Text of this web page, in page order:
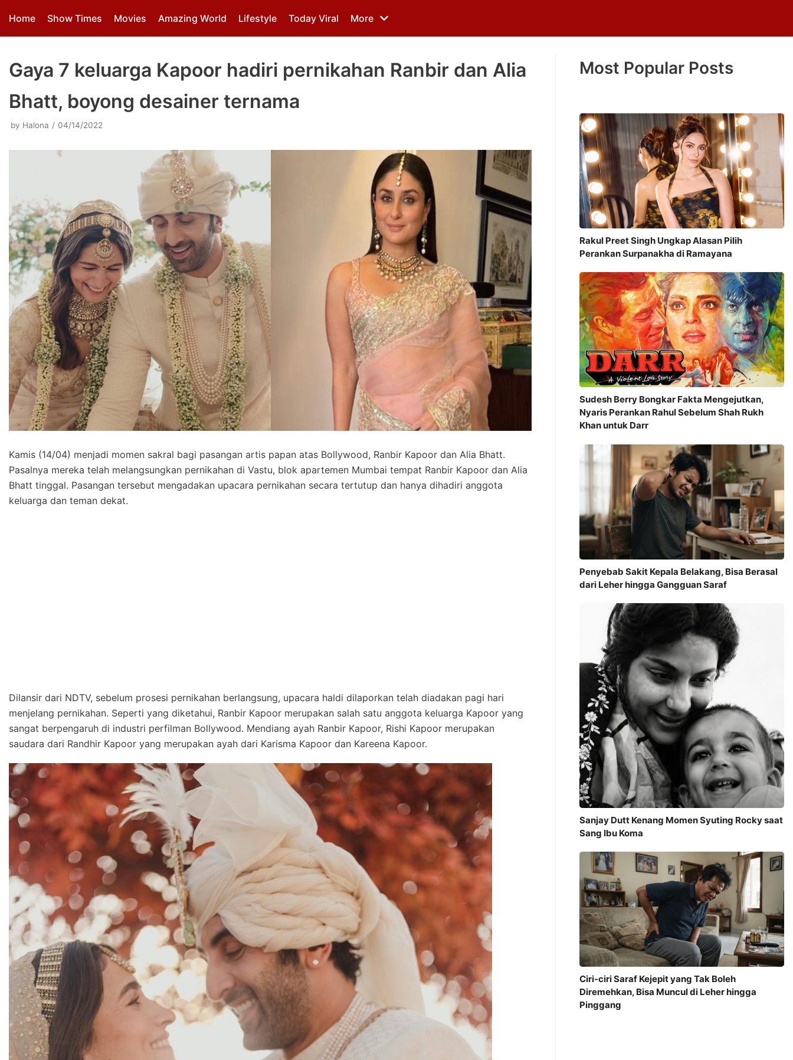
Skip
Home Show Times Movies Amazing World Lifestyle Today Viral More
Gaya 7 keluarga Kapoor hadiri pernikahan Ranbir dan Alia
Bhatt, boyong desainer ternama
by Halona 04/14/2022
Kamis (14/04) menjadi momen sakral bagi pasangan artis papan atas Bollywood, Ranbir Kapoor dan Alia Bhatt.
Pasalnya mereka telah melangsungkan pernikahan di Vastu, blok apartemen Mumbai tempat Ranbir Kapoor dan Alia
Bhatt tinggal. Pasangan tersebut mengadakan upacara pernikahan secara tertutup dan hanya dihadiri anggota
keluarga dan teman dekat.
Dilansir dari NDTV, sebelum prosesi pernikahan berlangsung, upacara haldi dilaporkan telah diadakan pagi hari
menjelang pernikahan. Seperti yang diketahui, Ranbir Kapoor merupakan salah satu anggota keluarga Kapoor yang
sangat berpengaruh di industri perfilman Bollywood. Mendiang ayah Ranbir Kapoor, Rishi Kapoor merupakan
saudara dari Randhir Kapoor yang merupakan ayah dari Karisma Kapoor dan Kareena Kapoor.
Most Popular Posts
Rakul Preet Singh Ungkap Alasan Pilih
Perankan Surpanakha di Ramayana
Sudesh Berry Bongkar Fakta Mengejutkan,
Nyaris Perankan Rahul Sebelum Shah Rukh
Khan untuk Darr
Penyebab Sakit Kepala Belakang, Bisa Berasal
dari Leher hingga Gangguan Saraf
Sanjay Dutt Kenang Momen Syuting Rocky saat
Sang Ibu Koma
Ciri-ciri Saraf Kejepit yang Tak Boleh
Diremehkan, Bisa Muncul di Leher hingga
Pinggang